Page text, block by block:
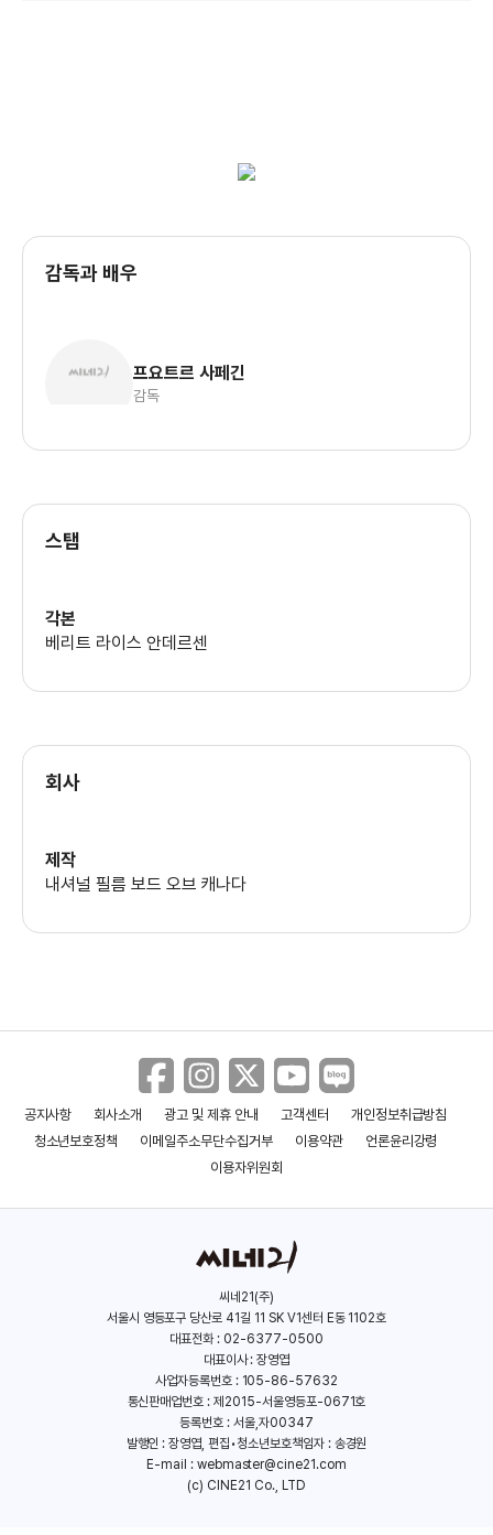
감독과 배우
프요트르 사페긴
감독
스탭
각본
베리트 라이스 안데르센
회사
제작
내셔널 필름 보드 오브 캐나다
공지사항 회사소개 광고 및 제휴 안내 고객센터
개인정보취급방침
청소년보호정책
이메일주소무단수집거부 이용약관
언론윤리강령
이용자위원회
씨네21(주)
서울시 영등포구 당산로 41길 11 SK V1센터 E동 1102호
대표전화 : 02-6377-0500
대표이사 : 장영엽
사업자등록번호 : 105-86-57632
통신판매업번호 : 제2015-서울영등포-0671호
등록번호 : 서울,자00347
발행인 : 장영엽, 편집•청소년보호책임자 : 송경원
E-mail : webmaster@cine21.com
(c) CINE21 Co., LTD